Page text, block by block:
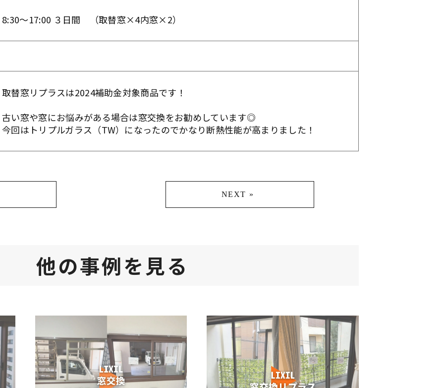
8:30～17:00 ３日間 （取替窓×4内窓×2）
取替窓リプラスは2024補助金対象商品です！
古い窓や窓にお悩みがある場合は窓交換をお勧めしています◎
今回はトリプルガラス（TW）になったのでかなり断熱性能が高まりました！
NEXT »
他の事例を見る